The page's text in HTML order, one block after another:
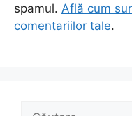
spamul. Află cum
comentariilor tale.